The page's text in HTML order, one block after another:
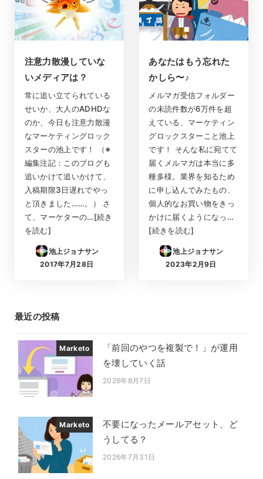
注意力散漫していな
いメディアは？
常に追い立てられている
せいか、大人のADHDな
のか、今日も注意力散漫
なマーケティングロック
スターの池上です！ （※
編集注記：このブログも
追いかけて追いかけて、
入稿期限3日遅れでやっ
と頂きました……。） さ
て、マーケターの…[続き
を読む]
池上ジョナサン
投稿日
2017年7月28日
あなたはもう忘れた
かしら〜♪
メルマガ受信フォルダー
の未読件数が6万件を超
えている、マーケティン
グロックスターこと池上
です！ そんな私に宛てて
届くメルマガは本当に多
種多様。業界を知るため
に申し込んでみたもの、
個人的なお買い物をきっ
かけに届くようになっ…
[続きを読む]
池上ジョナサン
投稿日
2023年2月9日
最近の投稿
Marketo
「前回のやつを複製で！」が運用
を壊していく話
投稿日
2026年8月7日
Marketo
不要になったメールアセット、ど
うしてる？
投稿日
2026年7月31日